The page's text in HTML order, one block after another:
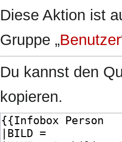
Diese Aktion ist
Gruppe „Benutzer
Du kannst den
kopieren.